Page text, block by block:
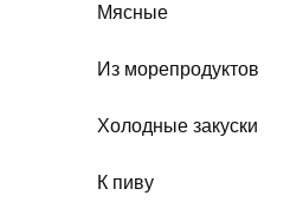
Мясные
Из морепродуктов
Холодные закуски
К пиву